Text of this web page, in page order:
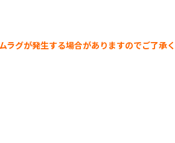
グが発生する場合がありますのでご了承